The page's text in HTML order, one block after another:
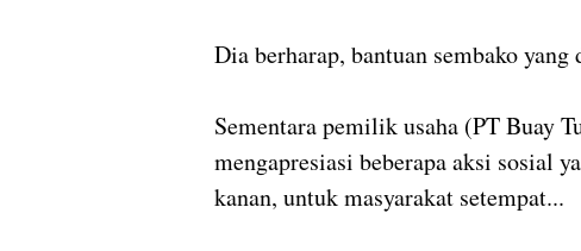
Dia berharap, bantuan sembako
Sementara pemilik usaha (PT Buay
mengapresiasi beberapa aksi sosial
kanan, untuk masyarakat setempat...